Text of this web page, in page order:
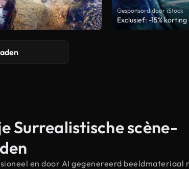
Gesponsord door iStock
Exclusief: -15%
Surrealistische scène-
en door AI gegenereerd beeldmateriaal